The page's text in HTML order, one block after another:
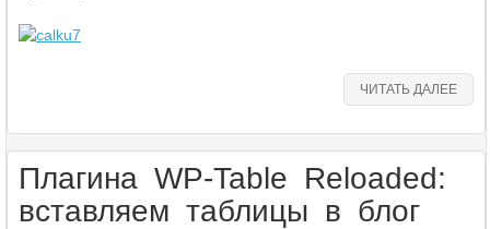
ЧИТАТЬ ДАЛЕЕ
Плагина WP-Table Reloaded:
вставляем таблицы в блог